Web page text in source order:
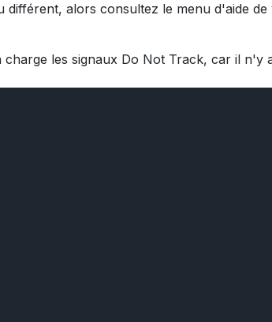
différent, alors consultez le menu d'aide
les signaux Do Not Track, car il